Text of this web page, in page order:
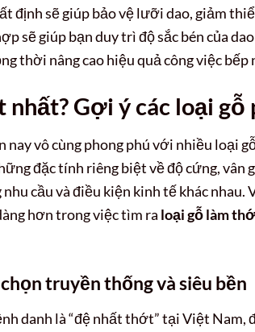
định sẽ giúp bảo vệ lưỡi dao, giảm
sẽ giúp bạn duy trì độ sắc bén của
thời nâng cao hiệu quả công việc bếp
nhất? Gợi ý các loại gỗ
nay vô cùng phong phú với nhiều loại
đặc tính riêng biệt về độ cứng, vân
cầu và điều kiện kinh tế khác
hơn trong việc tìm ra loại gỗ làm
truyền thống và siêu bền
danh là “đệ nhất thớt” tại Việt Nam,